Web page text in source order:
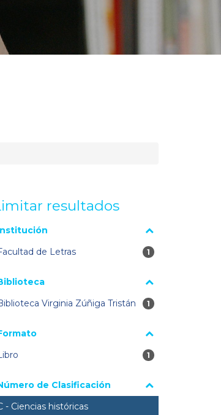
resultados
página se volverá a cargar cuando se seleccione o
de Letras
1 resultados
1
Virginia Zúñiga Tristán
1 resultados
1
1 resultados
1
de Clasificación
- Ciencias históricas